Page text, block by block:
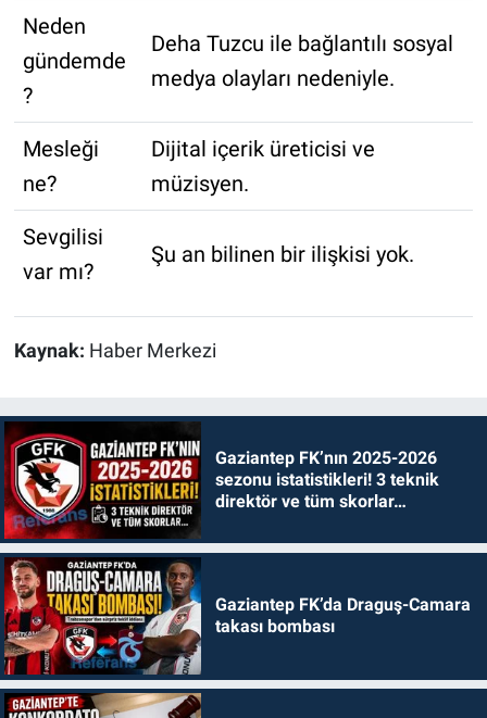
Neden
gündemde
?
Deha Tuzcu ile bağlantılı sosyal
medya olayları nedeniyle.
Mesleği
ne?
Dijital içerik üreticisi ve
müzisyen.
Sevgilisi
var mı?
Şu an bilinen bir ilişkisi yok.
Kaynak: Haber Merkezi
Gaziantep FK’nın 2025-2026
sezonu istatistikleri! 3 teknik
direktör ve tüm skorlar…
Gaziantep FK’da Draguş-Camara
takası bombası